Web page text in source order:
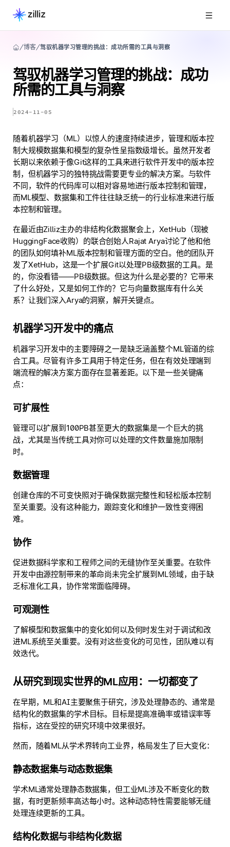
博客 驾驭机器学习管理的挑战：成功所需的工具与洞察
驾驭机器学习管理的挑战：成功
所需的工具与洞察
2024-11-05
随着机器学习（ML）以惊人的速度持续进步，管理和版本控
制大规模数据集和模型的复杂性呈指数级增长。虽然开发者
长期以来依赖于像Git这样的工具来进行软件开发中的版本控
制，但机器学习的独特挑战需要更专业的解决方案。与软件
不同，软件的代码库可以相对容易地进行版本控制和管理，
而ML模型、数据集和工件往往缺乏统一的行业标准来进行版
本控制和管理。
在最近由Zilliz主办的非结构化数据聚会上，XetHub（现被
HuggingFace收购）的联合创始人Rajat Arya讨论了他和他
的团队如何填补ML版本控制和管理方面的空白。他的团队开
发了XetHub，这是一个扩展Git以处理PB级数据的工具。是
的，你没看错——PB级数据。但这为什么是必要的？它带来
了什么好处，又是如何工作的？它与向量数据库有什么关
系？让我们深入Arya的洞察，解开关键点。
机器学习开发中的痛点
机器学习开发中的主要障碍之一是缺乏涵盖整个ML管道的综
合工具。尽管有许多工具用于特定任务，但在有效处理端到
端流程的解决方案方面存在显著差距。以下是一些关键痛
点：
可扩展性
管理可以扩展到100PB甚至更大的数据集是一个巨大的挑
战，尤其是当传统工具对你可以处理的文件数量施加限制
时。
数据管理
创建仓库的不可变快照对于确保数据完整性和轻松版本控制
至关重要。没有这种能力，跟踪变化和维护一致性变得困
难。
协作
促进数据科学家和工程师之间的无缝协作至关重要。在软件
开发中由源控制带来的革命尚未完全扩展到ML领域，由于缺
乏标准化工具，协作常常面临障碍。
可观测性
了解模型和数据集中的变化如何以及何时发生对于调试和改
进ML系统至关重要。没有对这些变化的可见性，团队难以有
效迭代。
从研究到现实世界的ML应用：一切都变了
在早期，ML和AI主要聚焦于研究，涉及处理静态的、通常是
结构化的数据集的学术目标。目标是提高准确率或错误率等
指标，这在受控的研究环境中效果很好。
然而，随着ML从学术界转向工业界，格局发生了巨大变化：
静态数据集与动态数据集
学术ML通常处理静态数据集，但工业ML涉及不断变化的数
据，有时更新频率高达每小时。这种动态特性需要能够无缝
处理连续更新的工具。
结构化数据与非结构化数据